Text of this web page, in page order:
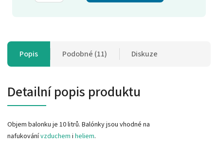
Popis Podobné (11) Diskuze
Detailní popis produktu
Objem balonku je 10 litrů. Balónky jsou vhodné na
nafukovánívzduchem i heliem.